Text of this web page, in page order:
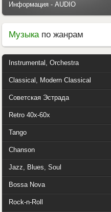
Информация - AUDIO
Музыкапо жанрам
Instrumental, Orchestra
Classical, Modern Classical
Советская Эстрада
Retro 40x-60x
Tango
Chanson
Jazz, Blues, Soul
Bossa Nova
Rock-n-Roll